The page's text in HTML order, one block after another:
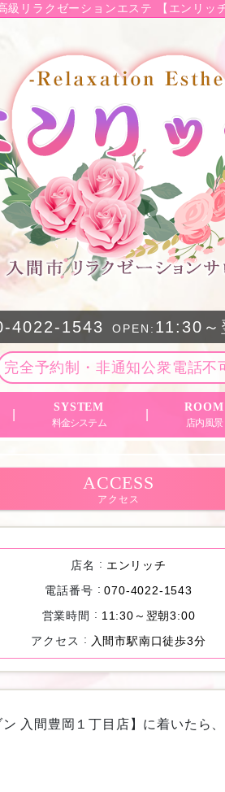
級リラクゼーションエステ 【エンリッチ
4022-1543 OPEN: 11:30～
完全予約制・非通知公衆電話不
料金システム
SYSTEM
店内風景
ROOM
アクセス
ACCESS
店名
エンリッチ
電話番号
070-4022-1543
営業時間
11:30～翌朝3:00
アクセス
入間市駅南口徒歩3分
ン 入間豊岡１丁目店】に着いたら